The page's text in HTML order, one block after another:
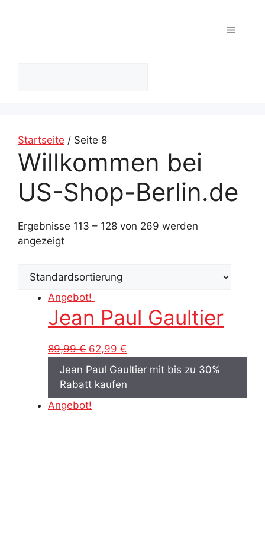
Menü
Startseite / Seite 8
Willkommen bei
US-Shop-Berlin.de
Ergebnisse 113 – 128 von 269 werden
angezeigt
Angebot!
Jean Paul Gaultier
89,99€ Ursprünglicher
Preis
war:
89,99 €
62,99 €
Preis
Jean Paul Gaultier mit bis zu 30%
Rabatt kaufen
Angebot!